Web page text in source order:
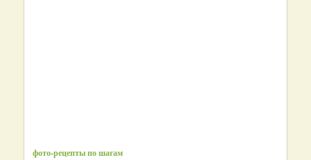
фото-рецепты по шагам